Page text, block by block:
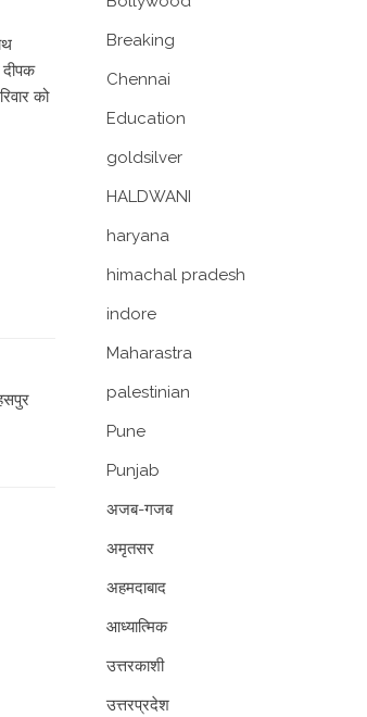
को
Breaking
Chennai
Education
goldsilver
HALDWANI
haryana
himachal pradesh
indore
Maharastra
palestinian
Pune
Punjab
अजब-गजब
अमृतसर
अहमदाबाद
आध्यात्मिक
उत्तरकाशी
उत्तरप्रदेश